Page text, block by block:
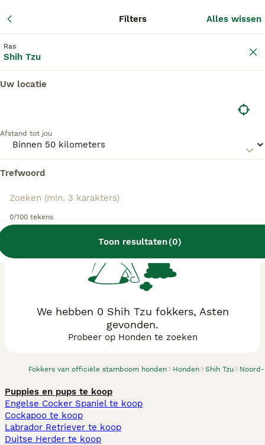
Filters
Filters Alles wissen
Ras
Shih Tzu
Uw locatie
Afstand tot jou
Trefwoord
0/100 tekens
Toon resultaten(0)
Fokkers van officiële stamboom honden Honden Shih Tzu
van hun kennelregistratie bij de Raad van Beheer
bij ons aangeleverd, en fokken pups met een
deze fokkers? Dubbelcheck zelf altijd op de
ouderhonden bij bezichtiging.
We hebben 0 Shih Tzu fokkers, Asten
gevonden.
Probeer op Honden te zoeken
Puppies en pups te koop
Engelse Cocker Spaniel te koop
Cockapoo te koop
Labrador Retriever te koop
Duitse Herder te koop